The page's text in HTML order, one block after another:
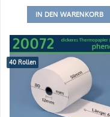
IN DEN WARENKORB
40 Rollen